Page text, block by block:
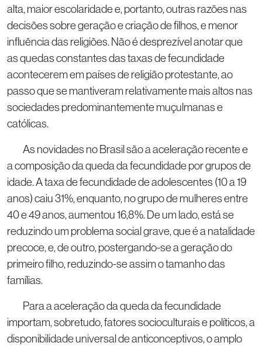
alta, maior escolaridade e, portanto, outras razões nas
decisões sobre geração e criação de filhos, e menor
influência das religiões. Não é desprezível anotar que
as quedas constantes das taxas de fecundidade
acontecerem em países de religião protestante, ao
passo que se mantiveram relativamente mais altos nas
sociedades predominantemente muçulmanas e
católicas.
As novidades no Brasil são a aceleração recente e
a composição da queda da fecundidade por grupos de
idade. A taxa de fecundidade de adolescentes (10 a 19
anos) caiu 31%, enquanto, no grupo de mulheres entre
40 e 49 anos, aumentou 16,8%. De um lado, está se
reduzindo um problema social grave, que é a natalidade
precoce, e, de outro, postergando-se a geração do
primeiro filho, reduzindo-se assim o tamanho das
famílias.
Para a aceleração da queda da fecundidade
importam, sobretudo, fatores socioculturais e políticos, a
disponibilidade universal de anticonceptivos, o amplo